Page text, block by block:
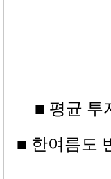
■ 평균 투
■ 한여름도